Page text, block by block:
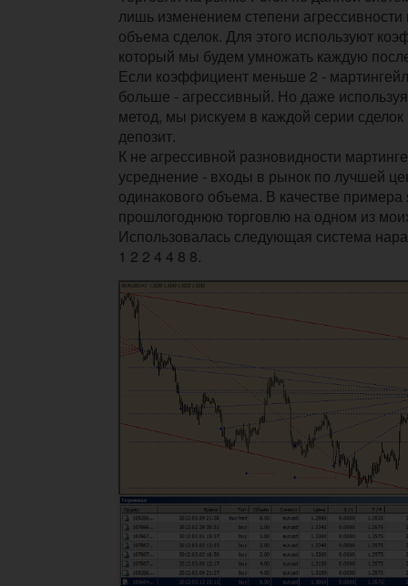
лишь изменением степени
объема сделок. Для этого используют
который мы будем умножать каждую
Если коэффициент меньше 2 -
больше - агрессивный. Но даже
метод, мы рискуем в каждой серии сделок
депозит.
К не агрессивной разновидности
усреднение - входы в рынок по лучшей
одинакового объема. В качестве
прошлогоднюю торговлю на одном из
Использовалась следующая система
1 2 2 4 4 8 8.